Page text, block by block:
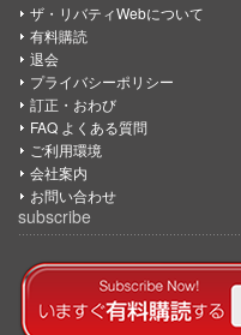
ザ・リバティWebについて
有料購読
退会
プライバシーポリシー
訂正・おわび
FAQ よくある質問
ご利用環境
会社案内
お問い合わせ
subscribe